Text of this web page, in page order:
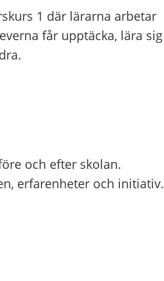
1 där lärarna arbetar
får upptäcka, lära sig
och efter skolan.
erfarenheter och initiativ.